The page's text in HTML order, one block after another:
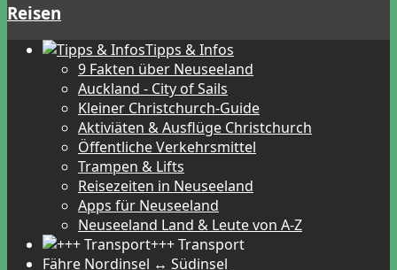
Reisen
Tipps & Infos
9 Fakten über Neuseeland
Auckland - City of Sails
Kleiner Christchurch-Guide
Aktiviäten & Ausflüge Christchurch
Öffentliche Verkehrsmittel
Trampen & Lifts
Reisezeiten in Neuseeland
Apps für Neuseeland
Neuseeland Land & Leute von A-Z
+++ Transport
Fähre Nordinsel ↔ Südinsel